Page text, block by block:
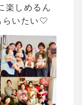
楽しめるん
らいたい♡